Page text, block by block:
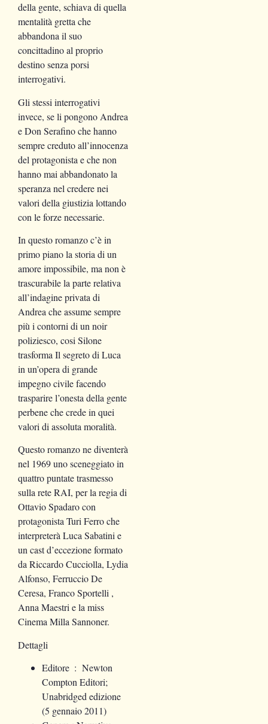
della gente, schiava di quella
mentalità gretta che
abbandona il suo
concittadino al proprio
destino senza porsi
interrogativi.
Gli stessi interrogativi
invece, se li pongono Andrea
e Don Serafino che hanno
sempre creduto all’innocenza
del protagonista e che non
hanno mai abbandonato la
speranza nel credere nei
valori della giustizia lottando
con le forze necessarie.
In questo romanzo c’è in
primo piano la storia di un
amore impossibile, ma non è
trascurabile la parte relativa
all’indagine privata di
Andrea che assume sempre
più i contorni di un noir
poliziesco, cosi Silone
trasforma Il segreto di Luca
in un’opera di grande
impegno civile facendo
trasparire l’onesta della gente
perbene che crede in quei
valori di assoluta moralità.
Questo romanzo ne diventerà
nel 1969 uno sceneggiato in
quattro puntate trasmesso
sulla rete RAI, per la regia di
Ottavio Spadaro con
protagonista Turi Ferro che
interpreterà Luca Sabatini e
un cast d’eccezione formato
da Riccardo Cucciolla, Lydia
Alfonso, Ferruccio De
Ceresa, Franco Sportelli ,
Anna Maestri e la miss
Cinema Milla Sannoner.
Dettagli
Editore ‏ : ‎ Newton
Compton Editori;
Unabridged edizione
(5 gennaio 2011)